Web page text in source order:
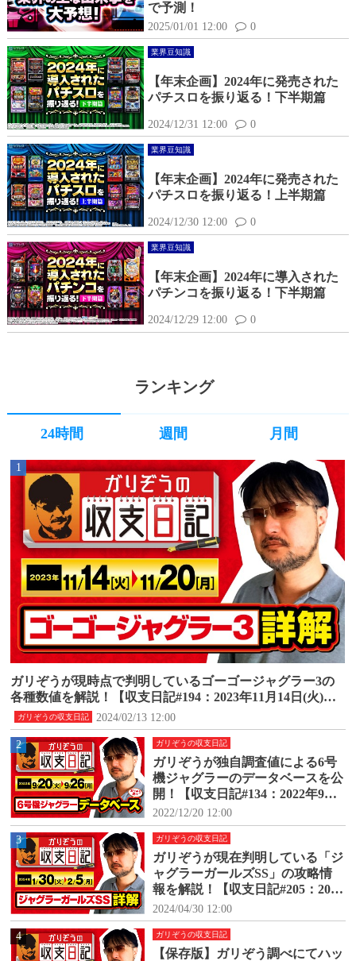
で予測！
2025/01/01 12:00 0
業界豆知識
【年末企画】2024年に発売された
パチスロを振り返る！下半期篇
2024/12/31 12:00 0
業界豆知識
【年末企画】2024年に発売された
パチスロを振り返る！上半期篇
2024/12/30 12:00 0
業界豆知識
【年末企画】2024年に導入された
パチンコを振り返る！下半期篇
2024/12/29 12:00 0
ランキング
24時間 週間 月間
1
ガリぞうの収支日記
ガリぞうが現時点で判明しているゴーゴージャグラー3の
各種数値を解説！【収支日記#194：2023年11月14日(火)～1
1月20日(月)】
2024/02/13 12:00
2 ガリぞうの収支日記
ガリぞうが独自調査値による6号
機ジャグラーのデータベースを公
開！【収支日記#134：2022年9月2
0日(火)～9月26日(月)】
2022/12/20 12:00
3 ガリぞうの収支日記
ガリぞうが現在判明している「ジ
ャグラーガールズSS」の攻略情
報を解説！【収支日記#205：2024
年1月30日(火)～2024年2月5日
(月)】
2024/04/30 12:00
4 ガリぞうの収支日記
【保存版】ガリぞう調べにてハッ